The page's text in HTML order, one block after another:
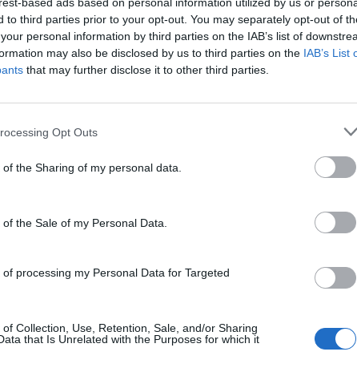
to third parties prior to your opt-out. You may separately opt-out of
personal information by third parties on the IAB’s list of
may also be disclosed by us to third parties on the IAB’s List
that may further disclose it to other third parties.
Opt Outs
the Sharing of my personal data.
the Sale of my Personal Data.
processing my Personal Data for Targeted
Collection, Use, Retention, Sale, and/or Sharing
that Is Unrelated with the Purposes for which it
a jelszavát?
BEJELENTKEZÉS